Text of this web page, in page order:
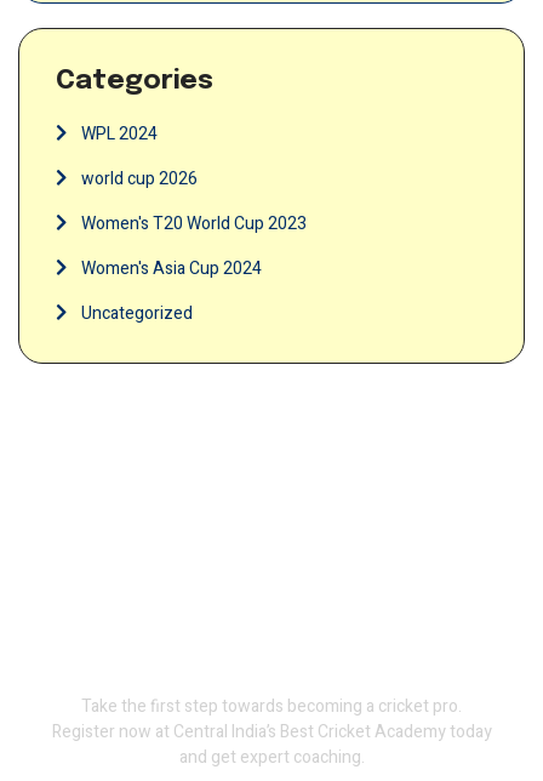
Categories
WPL 2024
world cup 2026
Women's T20 World Cup 2023
Women's Asia Cup 2024
Uncategorized
Take the first step towards becoming a cricket pro.
Register now at Central India’s Best Cricket Academy today
and get expert coaching.